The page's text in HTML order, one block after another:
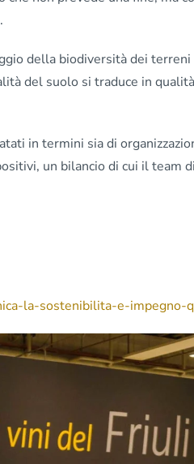
della biodiversità dei
del suolo si traduce in
in termini sia di
un bilancio di cui il team
la-sostenibilita-e-impegno-